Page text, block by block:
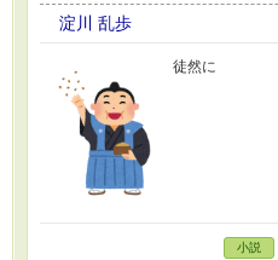
淀川 乱歩
徒然に
小説